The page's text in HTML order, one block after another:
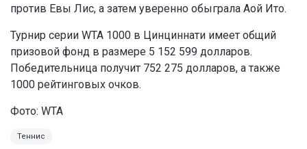
против Евы Лис, а затем уверенно обыграла Аой Ито.
Турнир серии WTA 1000 в Цинциннати имеет общий
призовой фонд в размере 5 152 599 долларов.
Победительница получит 752 275 долларов, а также
1000 рейтинговых очков.
Фото: WTA
Теннис